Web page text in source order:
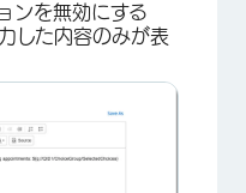
ンを無効にする
した内容のみが表